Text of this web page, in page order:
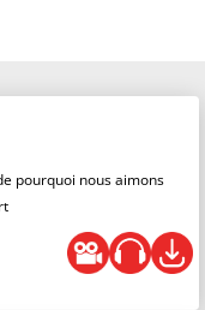
pourquoi nous aimons